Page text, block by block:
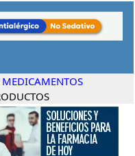
MEDICAMENTOS